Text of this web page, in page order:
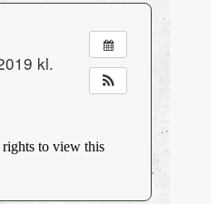
kl.
to view this